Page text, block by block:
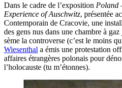
Dans le cadre de l’exposition Poland
Experience of Auschwitz, présentée
Contemporain de Cracovie, une
des gens nus dans une chambre à
sème la controverse (c’est le moins
Wiesenthal a émis une protestation
affaires étrangères polonais pour
l’holocauste (tu m’étonnes).